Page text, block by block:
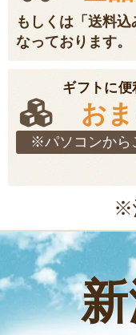
もしくは「送料
なっております。
ギフトに
お
※パソコンから
※